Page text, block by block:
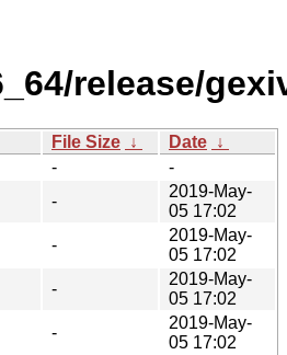
release/
File Size ↓ Date ↓
-
-
-
2019-May-
05 17:02
-
2019-May-
05 17:02
-
2019-May-
05 17:02
-
2019-May-
05 17:02